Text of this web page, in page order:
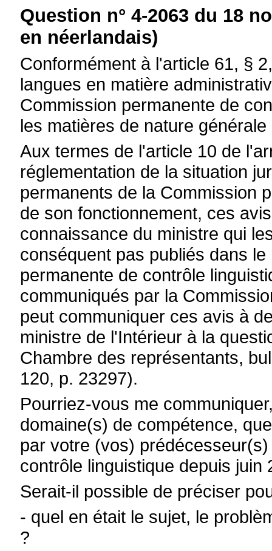
Question n° 4-2063 du 18
en néerlandais)
Conformément à l'article 61, §
langues en matière
Commission permanente de
les matières de nature
Aux termes de l'article 10 de
réglementation de la situation
permanents de la Commission
de son fonctionnement, ces
connaissance du ministre qui
conséquent pas publiés dans
permanente de contrôle
communiqués par la
peut communiquer ces avis à
ministre de l'Intérieur à la
Chambre des représentants,
120, p. 23297).
Pourriez-vous me
domaine(s) de compétence,
par votre (vos)
contrôle linguistique depuis juin
Serait-il possible de préciser
- quel en était le sujet, le
?